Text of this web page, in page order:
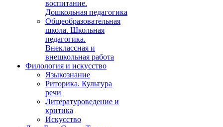
воспитание.
Дошкольная педагогика
Общеобразовательная
школа. Школьная
педагогика.
Внеклассная и
внешкольная работа
Филология и искусство
Языкознание
Риторика. Культура
речи
Литературоведение и
критика
Искусство